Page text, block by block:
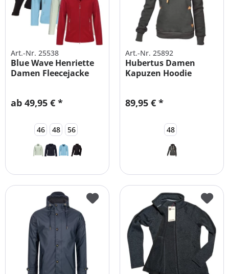
Art.-Nr. 25538
Blue Wave Henriette
Damen Fleecejacke
ab 49,95 € *
46 48 56
Art.-Nr. 25892
Hubertus Damen
Kapuzen Hoodie
89,95 € *
48